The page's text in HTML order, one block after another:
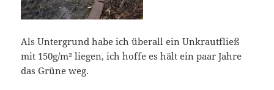
Als Untergrund habe ich überall ein Unkrautfließ
mit 150g/m² liegen, ich hoffe es hält ein paar Jahre
das Grüne weg.